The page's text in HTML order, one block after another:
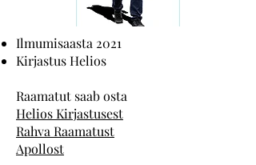
Ilmumisaasta 2021
Kirjastus Helios
Raamatut saab osta
Helios Kirjastusest
Rahva Raamatust
Apollost